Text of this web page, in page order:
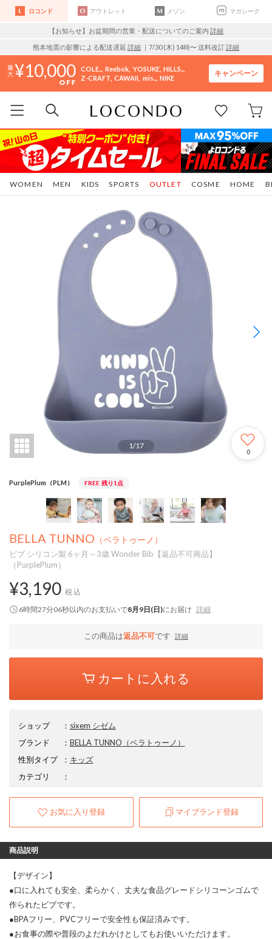
ロコンド アウトレット メゾン マガシーク
【お知らせ】お盆期間の営業・配送についてのご案内 詳細
熊本地震の影響による配送遅延 詳細 ｜7/30 (木) 14時〜 送料改訂詳細
10,000 COLE.. Reebok YOSUKE HILLS..
Z-CRAFT CAWAII mis.. NIKE
キャンペーン
WOMEN MEN KIDS SPORTS COSME HOME
OUTLET
1/17
0
PurplePlum（PLM） FREE 残り1点
BELLA TUNNO （ベラトゥーノ）
ビブ シリコン製 6ヶ月～3歳 Wonder Bib【返品不可商品】
（PurplePlum）
¥3,190 税込
6時間27分06秒以内のお支払いで8月9日(日)にお届け 詳細
この商品は返品不可です 詳細
カートに入れる
ショップ ： sixem シゼム
ブランド
： BELLA TUNNO （ベラトゥーノ）
性別タイプ
： キッズ
カテゴリ
：
お気に入り登録 マイブランド登録
商品説明
【デザイン】
●口に入れても安全、柔らかく、丈夫な食品グレードシリコーンゴムで
作られたビブです。
●BPAフリー、PVCフリーで安全性も保証済みです。
●お食事の際や普段のよだれかけとしてもお使いいただけます。